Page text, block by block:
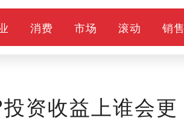
消费 市场 滚动 销售
资收益上谁会更